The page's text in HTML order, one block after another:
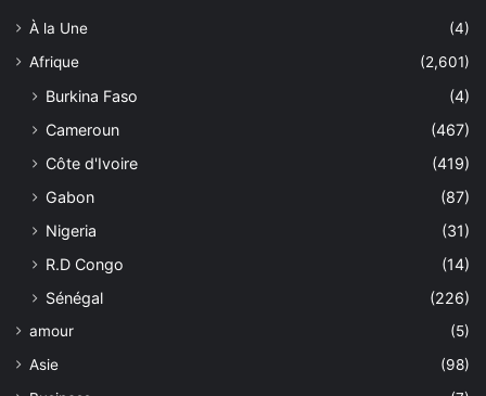
À la Une
(4)
Afrique
(2,601)
Burkina Faso
(4)
Cameroun
(467)
Côte d'Ivoire
(419)
Gabon
(87)
Nigeria
(31)
R.D Congo
(14)
Sénégal
(226)
amour
(5)
Asie
(98)